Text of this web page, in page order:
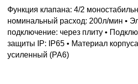
Функция клапана: 4/2
номинальный расход: 200л/мин •
подключение: через плиту •
защиты IP: IP65 • Материал
усиленный (PA6)